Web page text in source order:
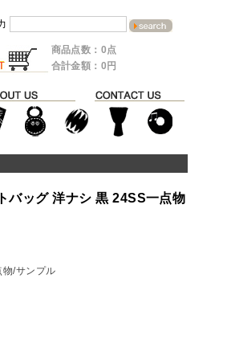
商品点数：0点
合計金額：0円
バッグ 洋ナシ 黒 24SS一点物
物/サンプル